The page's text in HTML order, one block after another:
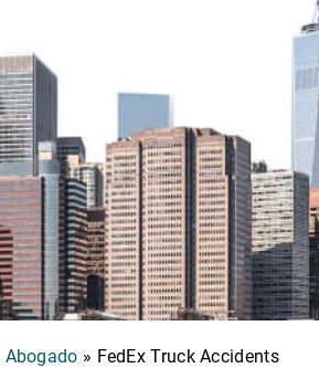
» FedEx Truck Accidents